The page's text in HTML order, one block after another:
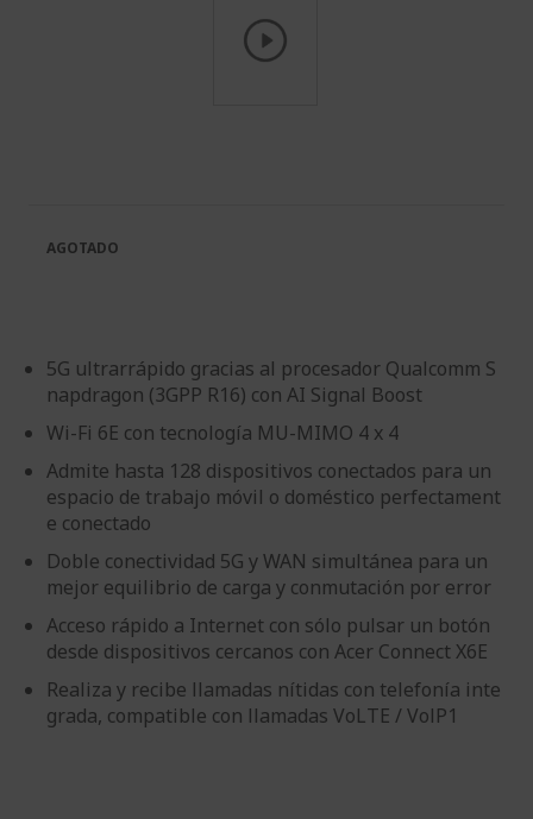
galería
5G ultrarrápido gracias al procesador Qualcomm S
napdragon (3GPP R16) con AI Signal Boost
Wi-Fi 6E con tecnología MU-MIMO 4 x 4
Admite hasta 128 dispositivos conectados para un
espacio de trabajo móvil o doméstico perfectament
e conectado
Doble conectividad 5G y WAN simultánea para un
mejor equilibrio de carga y conmutación por error
Acceso rápido a Internet con sólo pulsar un botón
desde dispositivos cercanos con Acer Connect X6E
Realiza y recibe llamadas nítidas con telefonía inte
grada, compatible con llamadas VoLTE / VolP1
AGOTADO